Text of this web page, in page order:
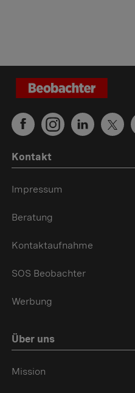
Kontakt
Impressum
Beratung
Kontaktaufnahme
SOS Beobachter
Werbung
Über uns
Mission